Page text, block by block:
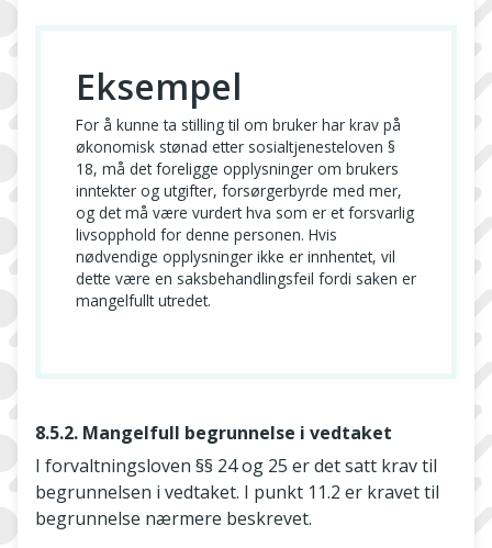
Eksempel
For å kunne ta stilling til om bruker har krav på
økonomisk stønad etter sosialtjenesteloven §
18, må det foreligge opplysninger om brukers
inntekter og utgifter, forsørgerbyrde med mer,
og det må være vurdert hva som er et forsvarlig
livsopphold for denne personen. Hvis
nødvendige opplysninger ikke er innhentet, vil
dette være en saksbehandlingsfeil fordi saken er
mangelfullt utredet.
8.5.2. Mangelfull begrunnelse i vedtaket
I forvaltningsloven §§ 24 og 25 er det satt krav til
begrunnelsen i vedtaket. I punkt 11.2 er kravet til
begrunnelse nærmere beskrevet.